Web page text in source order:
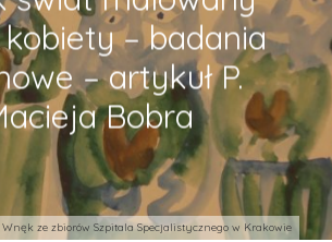
Wnęk ze zbiorów Szpitala Specjalistycznego w Krakowie
– badania
– artykuł P.
Bobra